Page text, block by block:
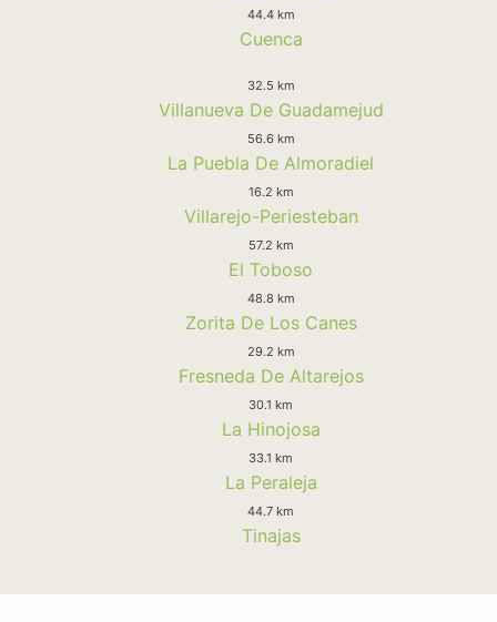
44.4 km
Cuenca
32.5 km
Villanueva De Guadamejud
56.6 km
La Puebla De Almoradiel
16.2 km
Villarejo-Periesteban
57.2 km
El Toboso
48.8 km
Zorita De Los Canes
29.2 km
Fresneda De Altarejos
30.1 km
La Hinojosa
33.1 km
La Peraleja
44.7 km
Tinajas